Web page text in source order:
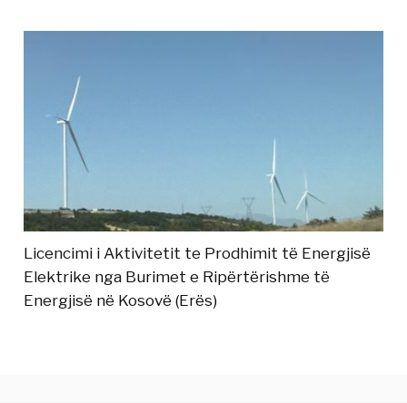
Licencimi i Aktivitetit te Prodhimit të Energjisë
Elektrike nga Burimet e Ripërtërishme të
Energjisë në Kosovë (Erës)